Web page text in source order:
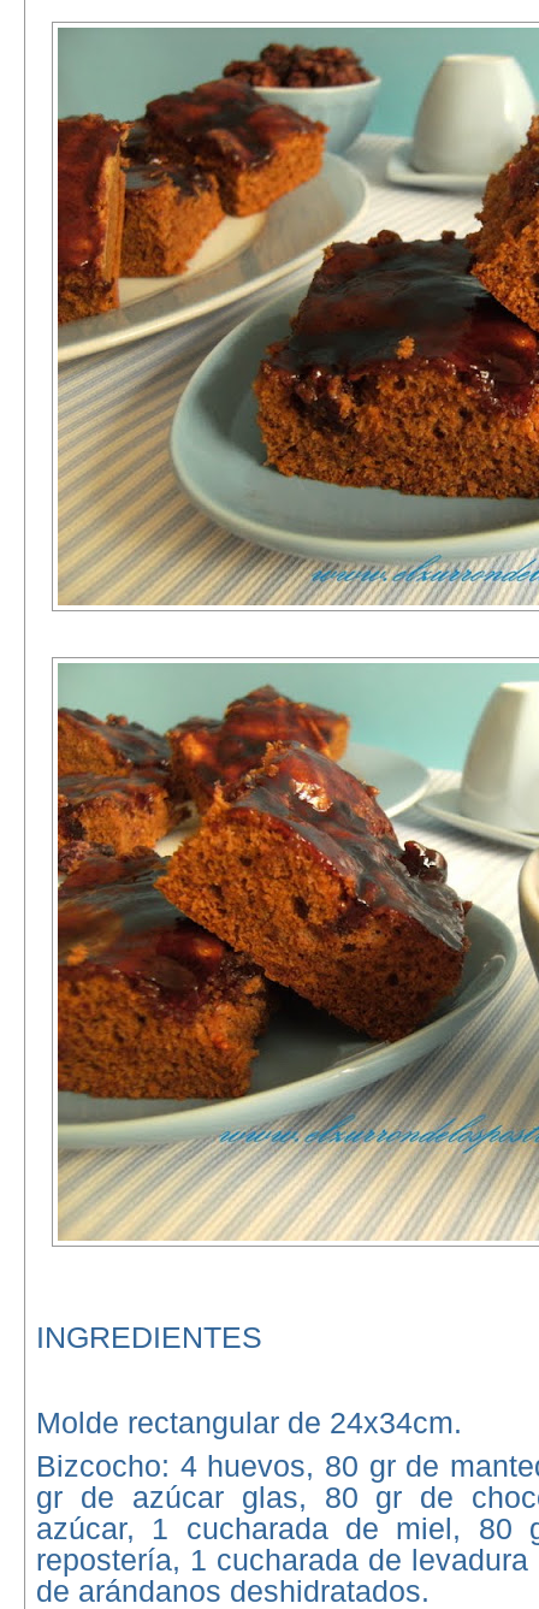
INGREDIENTES
Molde rectangular de 24x34cm.
Bizcocho: 4 huevos, 80 gr de
gr de azúcar glas, 80 gr de
azúcar, 1 cucharada de miel, 80
repostería, 1 cucharada de
de arándanos deshidratados.